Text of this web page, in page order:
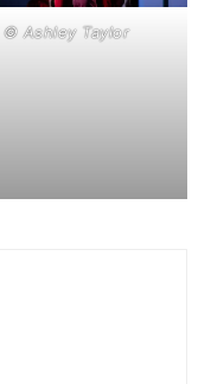
© Ashley Taylor